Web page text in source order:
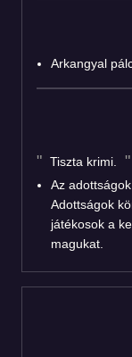
Arkangyal
Tiszta krimi.
Az
Adottságok
játékosok a
magukat.